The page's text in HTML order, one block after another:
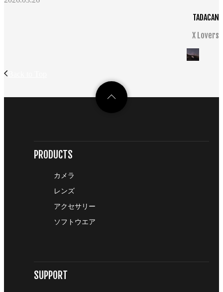
TADACAN
X Lovers
PRODUCTS
カメラ
レンズ
アクセサリー
ソフトウエア
SUPPORT